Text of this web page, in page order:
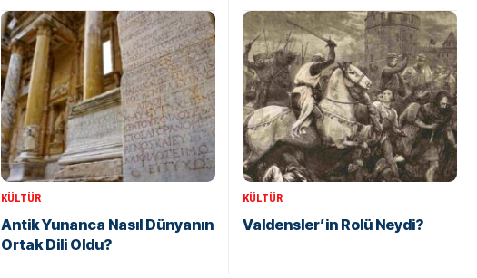
KÜLTÜR
Antik Yunanca Nasıl Dünyanın
Ortak Dili Oldu?
KÜLTÜR
Valdensler’in Rolü Neydi?